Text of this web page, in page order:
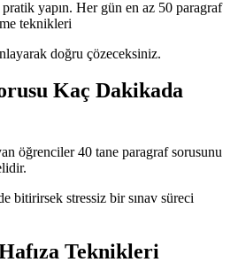
yapın. Her gün en az 50 paragraf
teknikleri
doğru çözeceksiniz.
Kaç Dakikada
öğrenciler 40 tane paragraf sorusunu
bitirirsek stressiz bir sınav süreci
Teknikleri